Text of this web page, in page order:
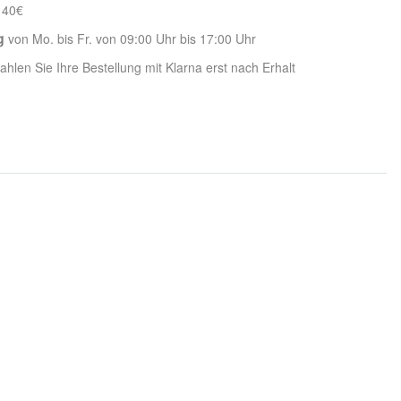
von Mo. bis Fr. von 09:00 Uhr bis 17:00 Uhr
Sie Ihre Bestellung mit Klarna erst nach Erhalt